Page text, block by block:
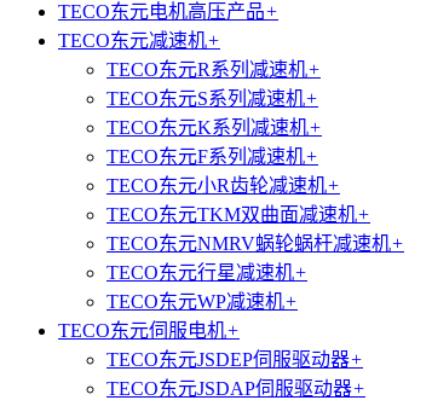
TECO东元电机高压产品+
TECO东元减速机+
TECO东元R系列减速机+
TECO东元S系列减速机+
TECO东元K系列减速机+
TECO东元F系列减速机+
TECO东元小R齿轮减速机+
TECO东元TKM双曲面减速机+
TECO东元NMRV蜗轮蜗杆减速机+
TECO东元行星减速机+
TECO东元WP减速机+
TECO东元伺服电机+
TECO东元JSDEP伺服驱动器+
TECO东元JSDAP伺服驱动器+